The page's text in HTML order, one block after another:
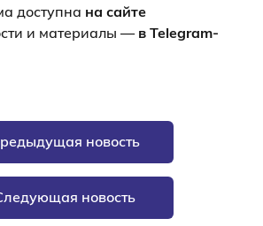
доступна на сайте
и материалы — в Telegram-
новость
новость